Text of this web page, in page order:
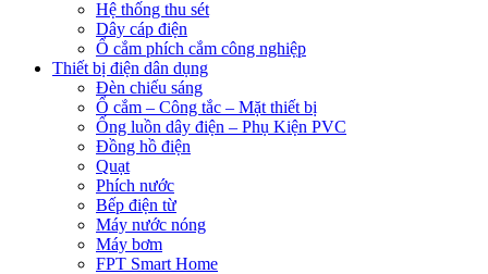
Hệ thống thu sét
Dây cáp điện
Ổ cắm phích cắm công nghiệp
Thiết bị điện dân dụng
Đèn chiếu sáng
Ổ cắm – Công tắc – Mặt thiết bị
Ống luồn dây điện – Phụ Kiện PVC
Đồng hồ điện
Quạt
Phích nước
Bếp điện từ
Máy nước nóng
Máy bơm
FPT Smart Home